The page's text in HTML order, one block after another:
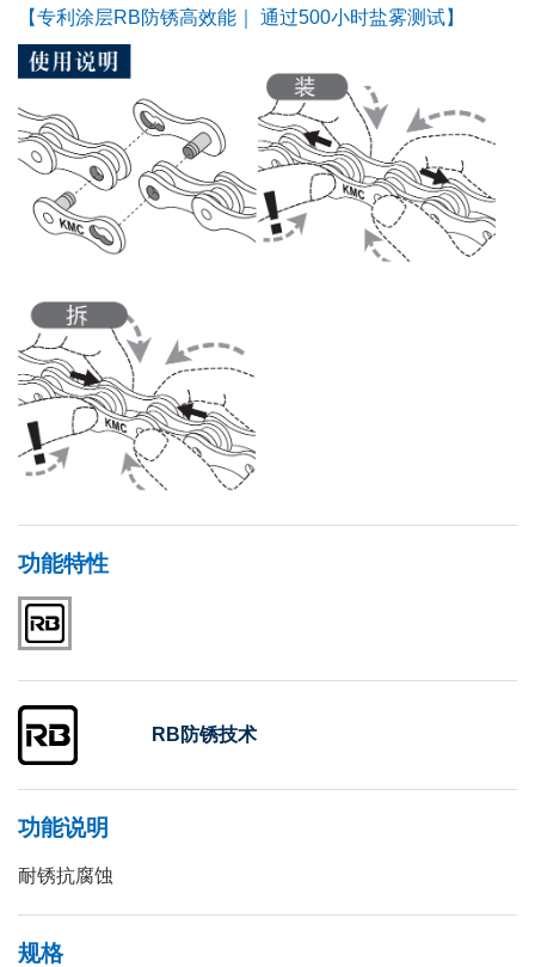
【专利涂层RB防锈高效能｜ 通过500小时盐雾测试】
功能特性
RB防锈技术
功能说明
耐锈抗腐蚀
规格